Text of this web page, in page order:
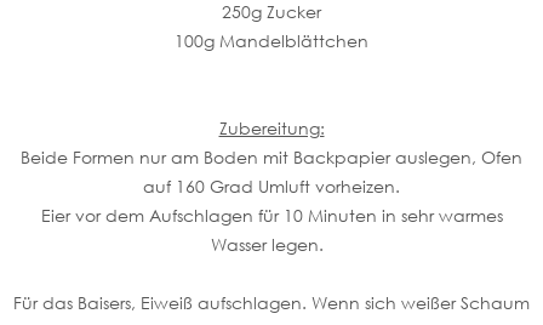
250g Zucker
100g Mandelblättchen
Zubereitung:
Beide Formen nur am Boden mit Backpapier auslegen, Ofen
auf 160 Grad Umluft vorheizen.
Eier vor dem Aufschlagen für 10 Minuten in sehr warmes
Wasser legen.
Für das Baisers, Eiweiß aufschlagen. Wenn sich weißer Schaum